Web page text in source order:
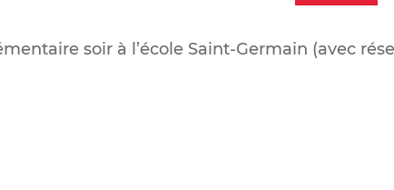
soir à l’école Saint-Germain (avec